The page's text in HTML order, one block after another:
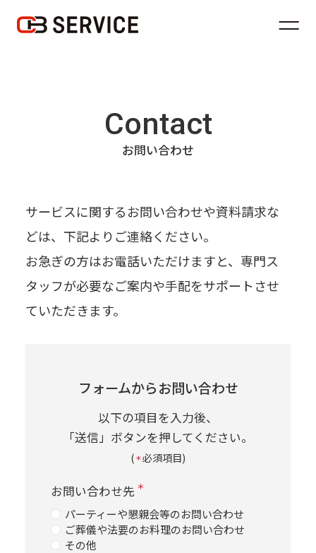
Contact
お問い合わせ
サービスに関するお問い合わせや資料請求な
どは、下記よりご連絡ください。
お急ぎの方はお電話いただけますと、専門ス
タッフが必要なご案内や手配をサポートさせ
ていただきます。
フォームからお問い合わせ
以下の項目を入力後、
「送信」ボタンを押してください。
( ＊必須項目)
お問い合わせ先 ＊
パーティーや懇親会等のお問い合わせ
ご葬儀や法要のお料理のお問い合わせ
その他